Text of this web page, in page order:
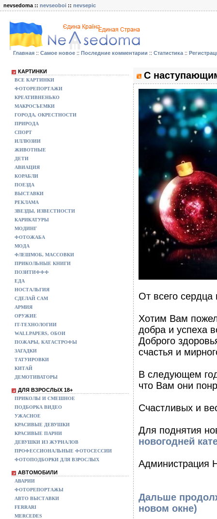
nevsedoma :: nevseoboi :: nevsepic
Главная :: Самое новое :: Последние комментарии :: Статистика ::
КАРТИНКИ
ВСЕ КАРТИНКИ
ФОТОРЕПОРТАЖИ
КРЕАТИВНЕНЬКО
МАКРОСЪЕМКИ
ГОРОДА, ОКРЕСТНОСТИ
ПРИРОДА
СПОРТ
ИЛЛЮЗИИ
ЖИВОТНЫЕ
ДЕТИ
АВИАЦИЯ
КОРАБЛИ
ПОЕЗДА
ВЫСТАВКИ
РЕКЛАМА
ЗВЕЗДЫ, ИЗВЕСТНОСТИ
КАРИКАТУРЫ
МОДИНГ
ФОТОЖАБА
МОДА
ФЛЕШМОБ, МАССОВКИ
ПРИКОЛЬНЫЕ КНИГИ
ПОЗИТИФФФ
ЕДА
НОСТАЛЬГИЯ
СДЕЛАЙ САМ
АРМИЯ
ОРУЖИЕ
IT-ТЕХНОЛОГИИ
WALLPAPERS, ОБОИ
ПОЖАРЫ, КАТАСТРОФЫ
ЗАГАДКИ
ТАТУИРОВКИ
КИТАЙ
ДЕМОТИВАТОРЫ
ДЛЯ ВЗРОСЛЫХ 18+
ПРИКОЛЫ И СМЕШНОЕ
ПОДБОРКА ВИДЕО
УЖАСНОЕ
КРАСИВЫЕ ДЕВУШКИ
КРАСИВЫЕ ПАРНИ
ДЕВУШКИ ИЗ ЖУРНАЛОВ
ПРОФЕССИОНАЛЬНЫЕ ФОТОСЕССИИ
ФОТОПОДБОРКИ ДЛЯ ВЗРОСЛЫХ
АВТОМОБИЛИ
АВАРИИ
ФОТОРЕПОРТАЖЫ
АВТО ВЫСТАВКИ
FERRARI
MERCEDES
С
От всего
Хотим Вам
добра и успеха
Доброго
счастья и
В следующем
что Вам они
Счастливых и
Для поднятия
новогодней
Администрация
Дальше
новом окне)